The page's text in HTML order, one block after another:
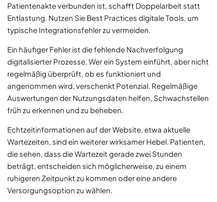
Patientenakte verbunden ist, schafft Doppelarbeit statt
Entlastung. Nutzen Sie Best Practices digitale Tools, um
typische Integrationsfehler zu vermeiden.
Ein häufiger Fehler ist die fehlende Nachverfolgung
digitalisierter Prozesse. Wer ein System einführt, aber nicht
regelmäßig überprüft, ob es funktioniert und
angenommen wird, verschenkt Potenzial. Regelmäßige
Auswertungen der Nutzungsdaten helfen, Schwachstellen
früh zu erkennen und zu beheben.
Echtzeitinformationen auf der Website, etwa aktuelle
Wartezeiten, sind ein weiterer wirksamer Hebel. Patienten,
die sehen, dass die Wartezeit gerade zwei Stunden
beträgt, entscheiden sich möglicherweise, zu einem
ruhigeren Zeitpunkt zu kommen oder eine andere
Versorgungsoption zu wählen.